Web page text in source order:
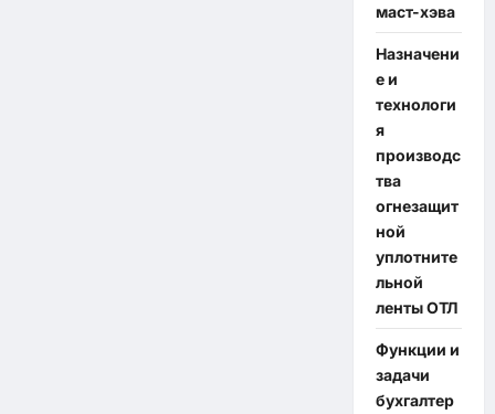
маст-хэва
Назначени
е и
технологи
я
производс
тва
огнезащит
ной
уплотните
льной
ленты ОТЛ
Функции и
задачи
бухгалтер